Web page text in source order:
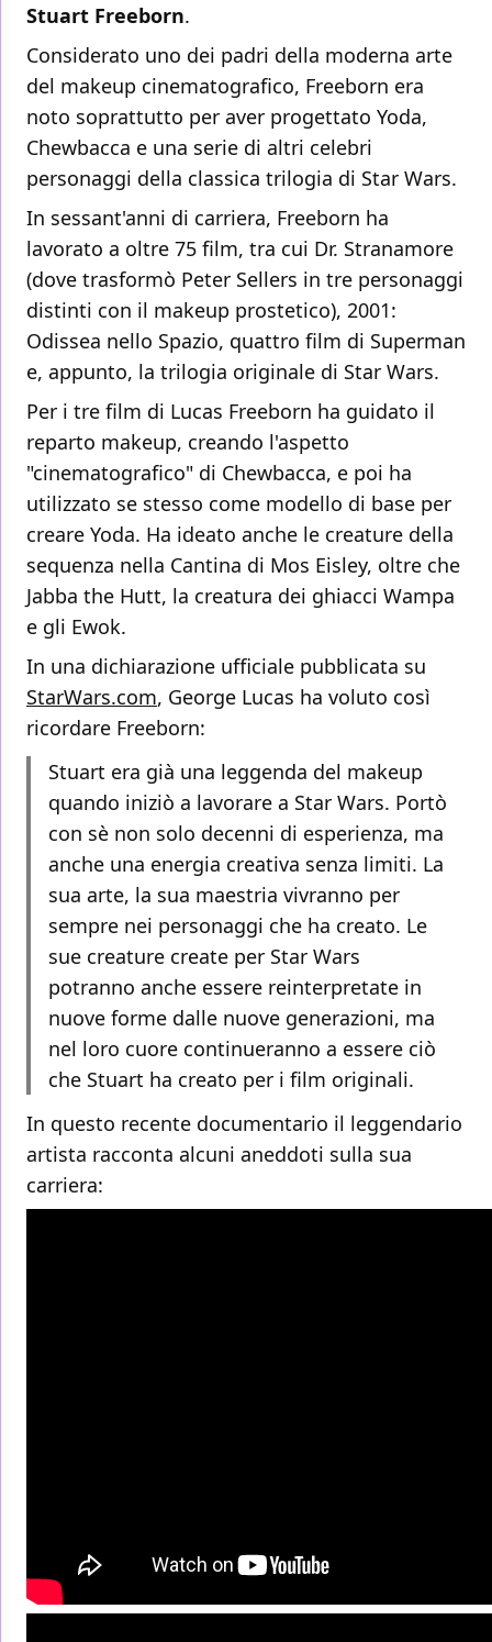
Stuart Freeborn.
Considerato uno dei padri della moderna arte
del makeup cinematografico, Freeborn era
noto soprattutto per aver progettato Yoda,
Chewbacca e una serie di altri celebri
personaggi della classica trilogia di Star Wars.
In sessant'anni di carriera, Freeborn ha
lavorato a oltre 75 film, tra cui Dr. Stranamore
(dove trasformò Peter Sellers in tre personaggi
distinti con il makeup prostetico), 2001:
Odissea nello Spazio, quattro film di Superman
e, appunto, la trilogia originale di Star Wars.
Per i tre film di Lucas Freeborn ha guidato il
reparto makeup, creando l'aspetto
"cinematografico" di Chewbacca, e poi ha
utilizzato se stesso come modello di base per
creare Yoda. Ha ideato anche le creature della
sequenza nella Cantina di Mos Eisley, oltre che
Jabba the Hutt, la creatura dei ghiacci Wampa
e gli Ewok.
In una dichiarazione ufficiale pubblicata su
StarWars.com, George Lucas ha voluto così
ricordare Freeborn:
Stuart era già una leggenda del makeup
quando iniziò a lavorare a Star Wars. Portò
con sè non solo decenni di esperienza, ma
anche una energia creativa senza limiti. La
sua arte, la sua maestria vivranno per
sempre nei personaggi che ha creato. Le
sue creature create per Star Wars
potranno anche essere reinterpretate in
nuove forme dalle nuove generazioni, ma
nel loro cuore continueranno a essere ciò
che Stuart ha creato per i film originali.
In questo recente documentario il leggendario
artista racconta alcuni aneddoti sulla sua
carriera: